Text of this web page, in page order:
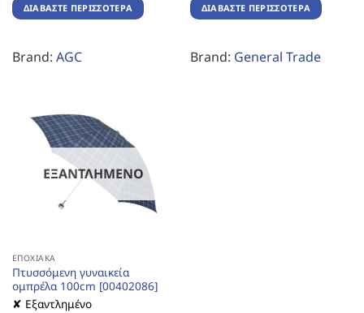
ΔΙΑΒΆΣΤΕ ΠΕΡΙΣΣΌΤΕΡΑ
Brand: AGC
ΔΙΑΒΆΣΤΕ ΠΕΡΙΣΣΌΤΕΡΑ
Brand: General Trade
ΕΞΑΝΤΛΗΜΈΝΟ
ΕΠΟΧΙΑΚΆ
Πτυσσόμενη γυναικεία
ομπρέλα 100cm [00402086]
✘ Εξαντλημένο